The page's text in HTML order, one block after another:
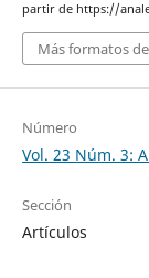
partir de https://
Más formatos
Número
Vol. 23 Núm. 3:
Sección
Artículos